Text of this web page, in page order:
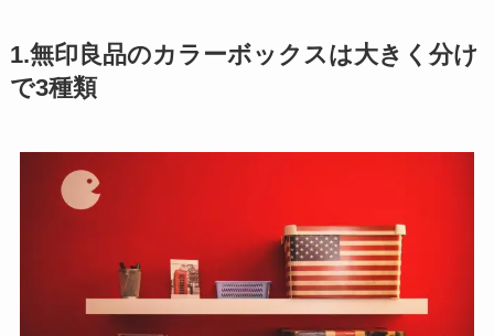
1.無印良品のカラーボックスは大きく分け
で3種類